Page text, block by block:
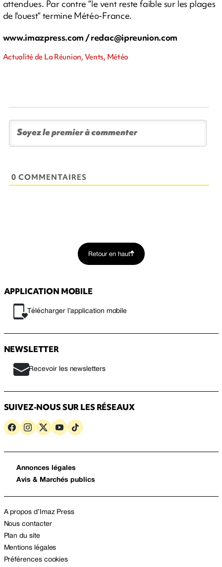
attendues. Par contre “le vent reste faible sur les plages
de l'ouest“ termine Météo-France.
www.imazpress.com /redac@ipreunion.com
Actualité de La Réunion, Vents, Météo
0 COMMENTAIRES
Retour en haut
APPLICATION MOBILE
Télécharger l’application mobile
NEWSLETTER
Recevoir les newsletters
SUIVEZ-NOUS SUR LES RÉSEAUX
Annonces légales
Avis & Marchés publics
A propos d’Imaz Press
Nous contacter
Plan du site
Mentions légales
Préférences cookies